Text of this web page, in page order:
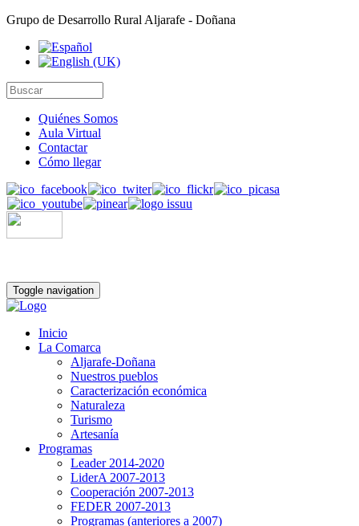
Grupo de Desarrollo Rural Aljarafe - Doñana
Quiénes Somos
Aula Virtual
Contactar
Cómo llegar
Toggle navigation
Inicio
La Comarca
Aljarafe-Doñana
Nuestros pueblos
Caracterización económica
Naturaleza
Turismo
Artesanía
Programas
Leader 2014-2020
LiderA 2007-2013
Cooperación 2007-2013
FEDER 2007-2013
Programas (anteriores a 2007)